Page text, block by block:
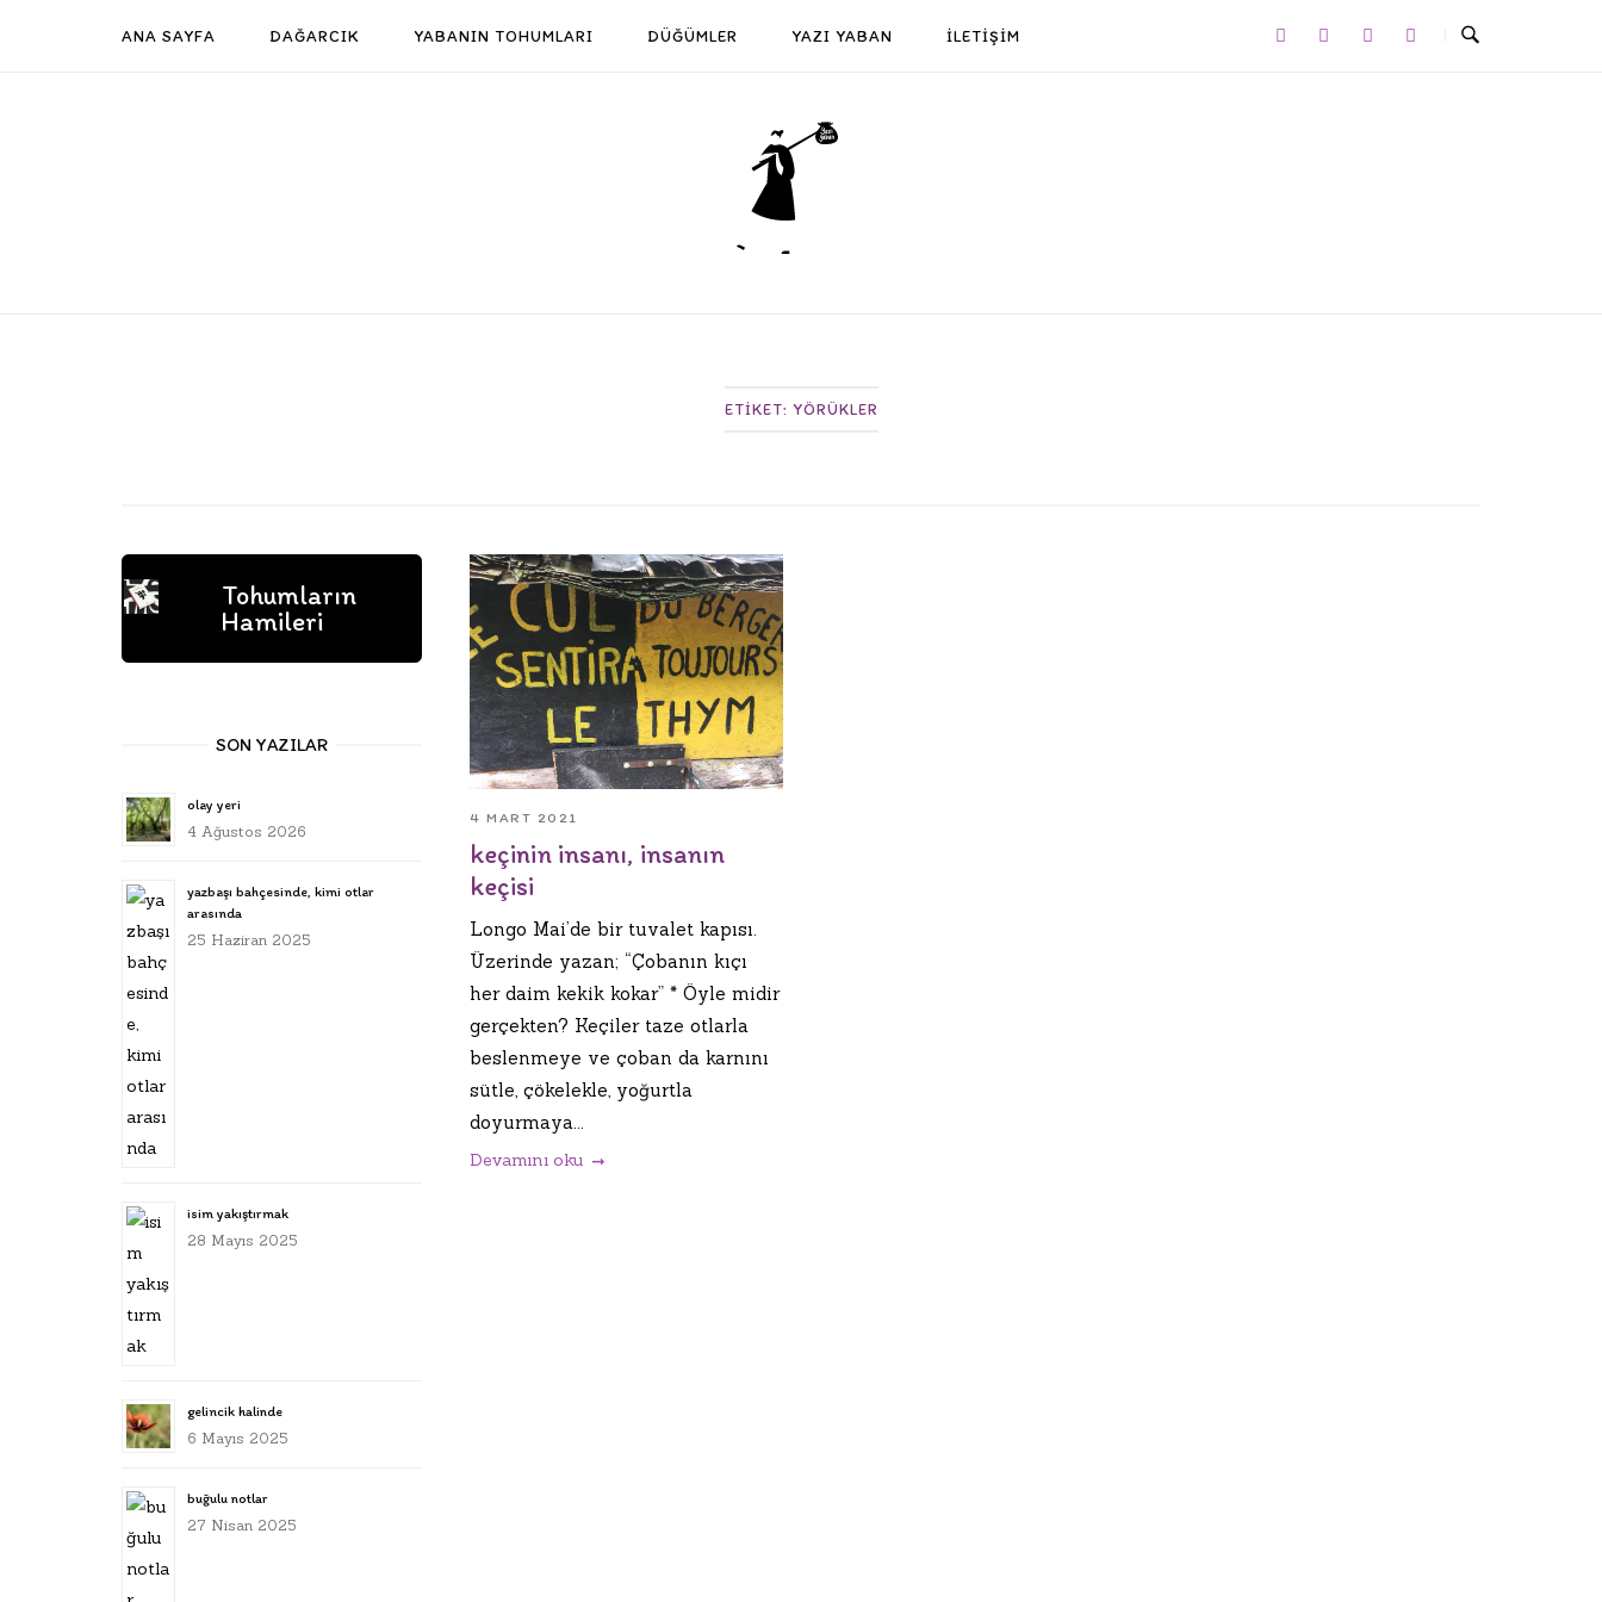
ANA SAYFA DAĞARCIK YABANIN TOHUMLARI DÜĞÜMLER YAZI YABAN İLETİŞİM
Home
ETIKET: YÖRÜKLER
4 MART 2021
keçinin insanı, insanın
keçisi
Longo Mai’de bir tuvalet kapısı.
Üzerinde yazan; “Çobanın kıçı
her daim kekik kokar” * Öyle midir
gerçekten? Keçiler taze otlarla
beslenmeye ve çoban da karnını
sütle, çökelekle, yoğurtla
doyurmaya...
Devamını oku
Tohumların
Hamileri
SON YAZILAR
olay yeri
4 Ağustos 2026
yazbaşı bahçesinde, kimi otlar
arasında
25 Haziran 2025
isim yakıştırmak
28 Mayıs 2025
gelincik halinde
6 Mayıs 2025
buğulu notlar
27 Nisan 2025